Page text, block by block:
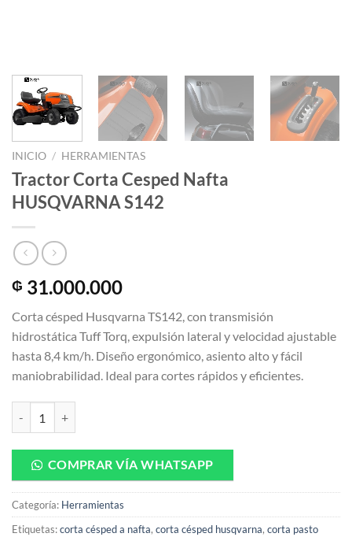
INICIO / HERRAMIENTAS
Tractor Corta Cesped Nafta
HUSQVARNA S142
₲ 31.000.000
Corta césped Husqvarna TS142, con transmisión
hidrostática Tuff Torq, expulsión lateral y velocidad ajustable
hasta 8,4 km/h. Diseño ergonómico, asiento alto y fácil
maniobrabilidad. Ideal para cortes rápidos y eficientes.
COMPRAR VÍA WHATSAPP
Categoría: Herramientas
Etiquetas:corta césped a nafta, corta césped husqvarna, corta pasto